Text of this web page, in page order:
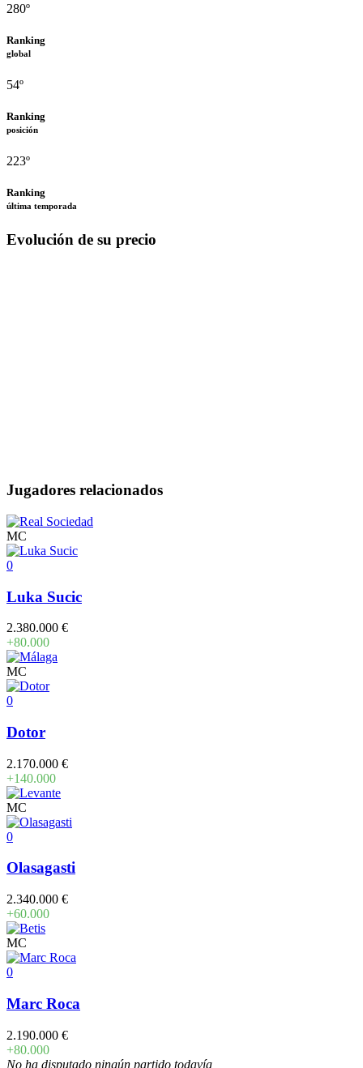
280º
Ranking
global
54º
Ranking
posición
223º
Ranking
última temporada
Evolución de su precio
Jugadores relacionados
MC
0
Luka Sucic
2.380.000 €
+80.000
MC
0
Dotor
2.170.000 €
+140.000
MC
0
Olasagasti
2.340.000 €
+60.000
MC
0
Marc Roca
2.190.000 €
+80.000
No ha disputado ningún partido todavía